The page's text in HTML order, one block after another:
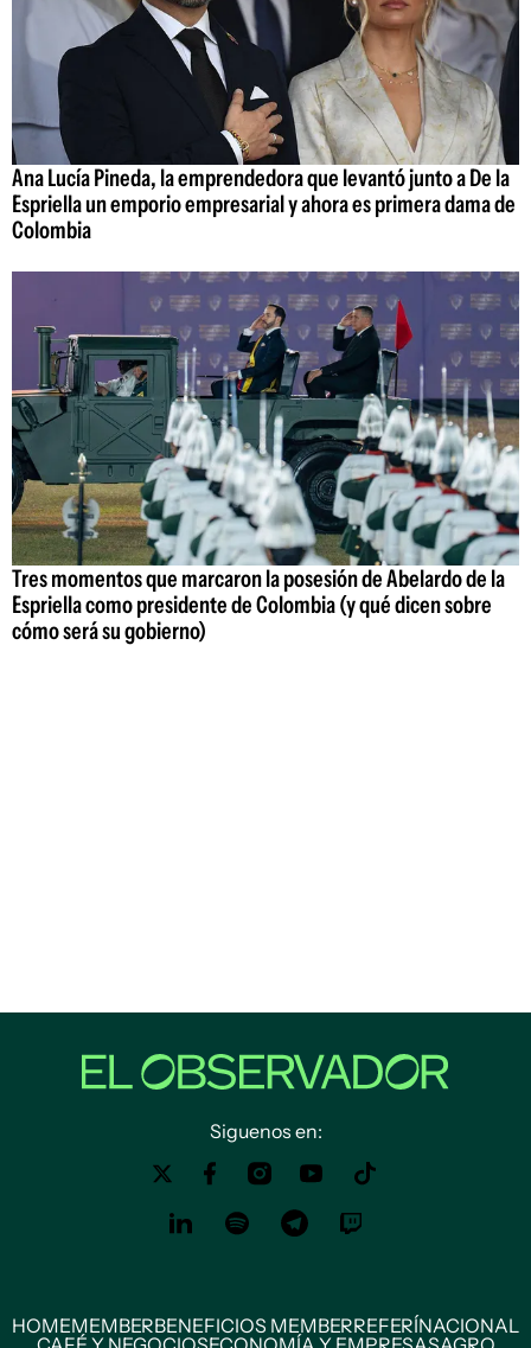
Ana Lucía Pineda, la emprendedora que levantó junto a De la
Espriella un emporio empresarial y ahora es primera dama de
Colombia
Tres momentos que marcaron la posesión de Abelardo de la
Espriella como presidente de Colombia (y qué dicen sobre
cómo será su gobierno)
Siguenos en:
HOMEMEMBERBENEFICIOS MEMBERREFERÍNACIONAL